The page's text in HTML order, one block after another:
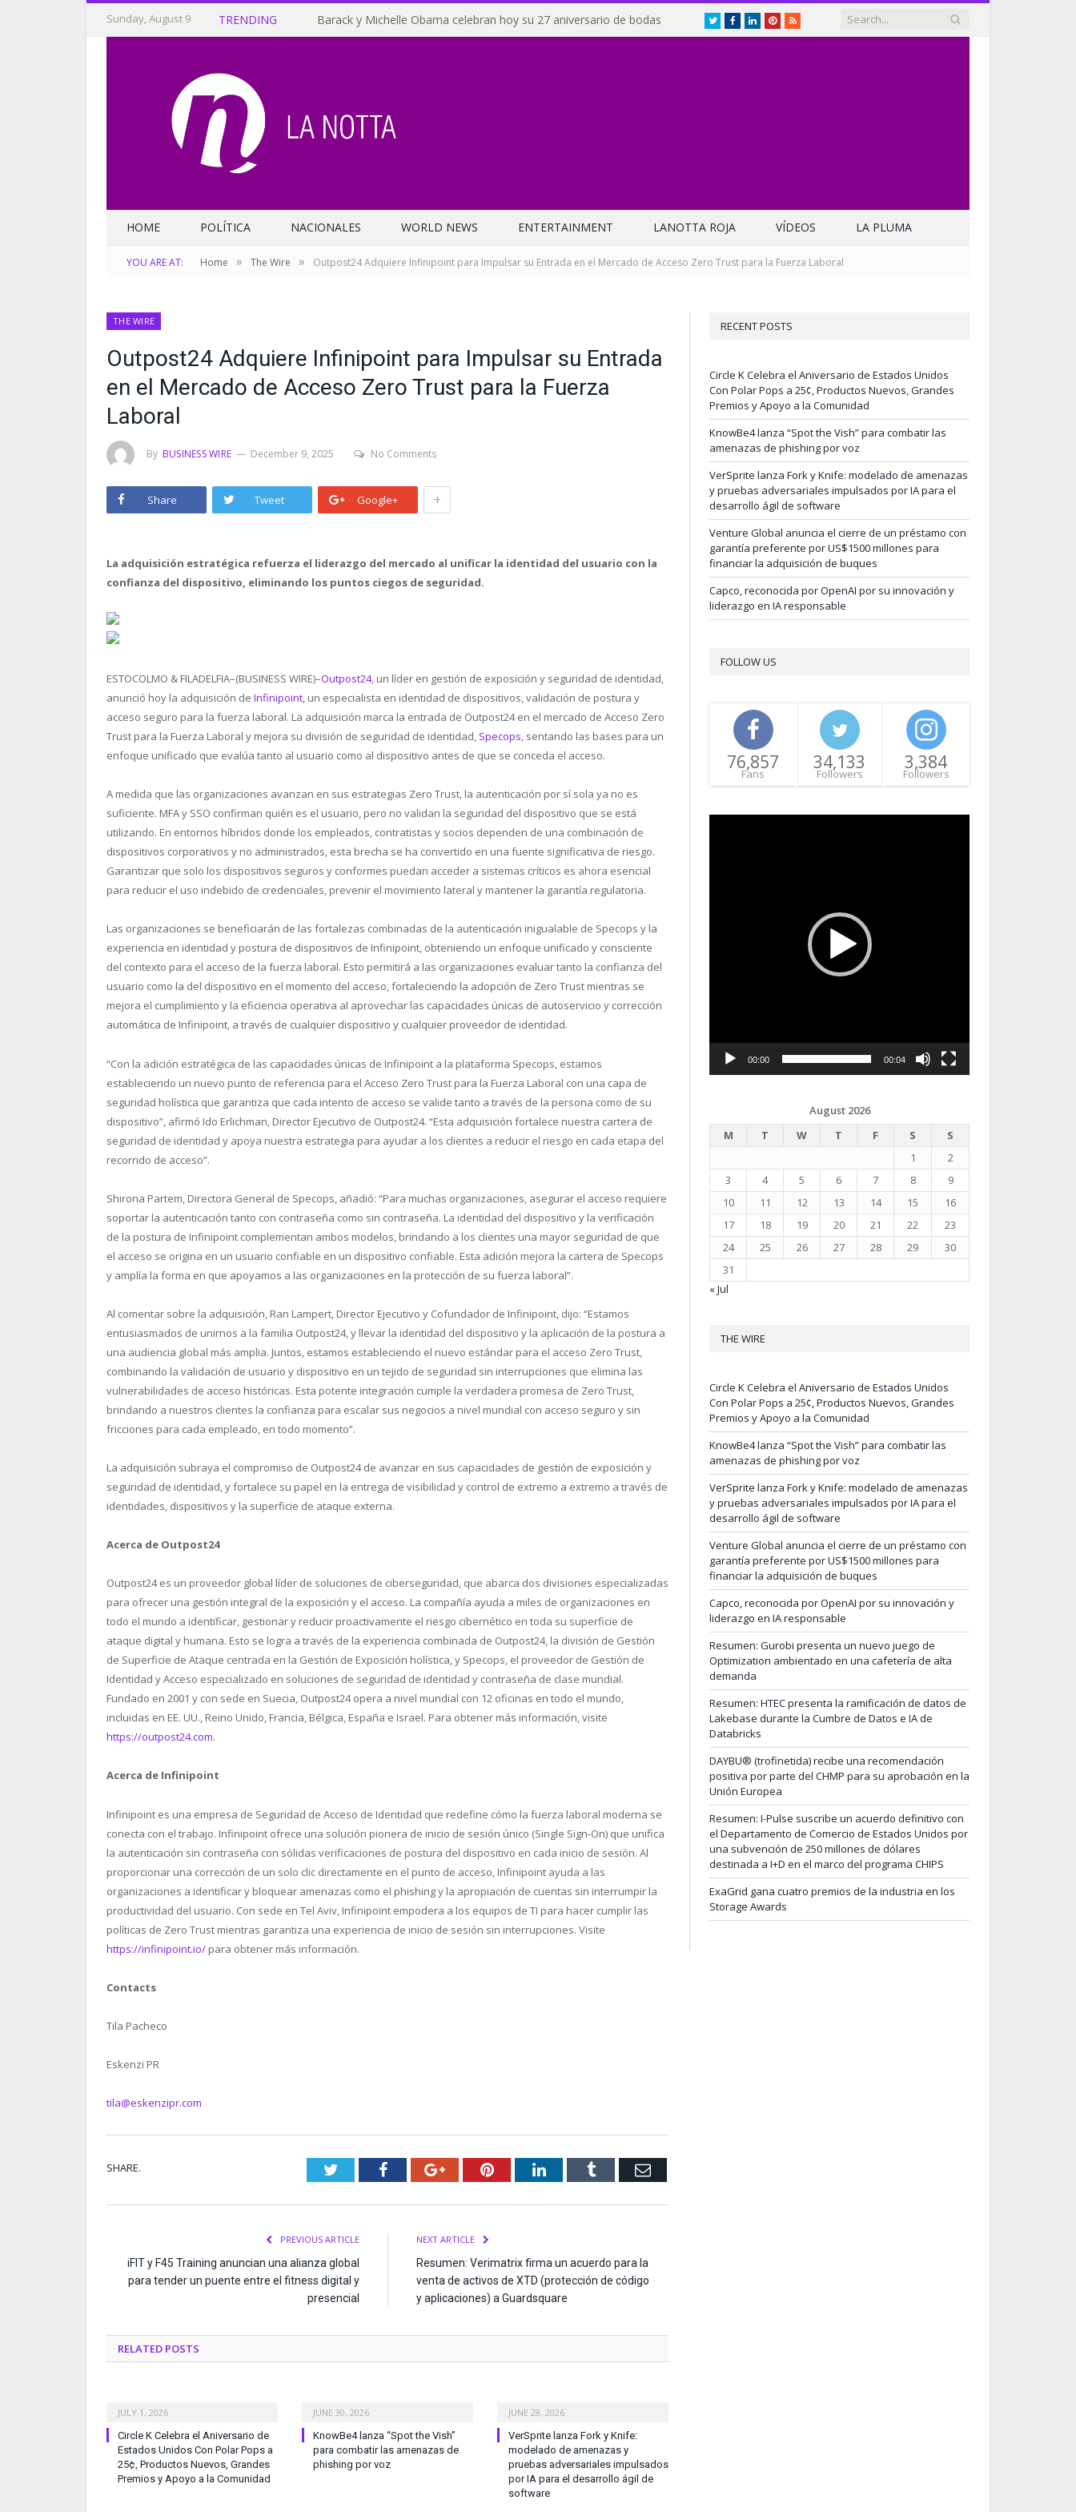
Sunday, August 9 TRENDING Barack y Michelle Obama celebran hoy su 27 aniversario de bodas TwitterFacebookLinkedInPinterest
RSS
HOME POLÍTICA NACIONALES WORLD NEWS ENTERTAINMENT LANOTTA ROJA VÍDEOS LA PLUMA
YOU ARE AT: Home » The Wire » Outpost24 Adquiere Infinipoint para Impulsar su Entrada en el Mercado de Acceso Zero Trust para la Fuerza Laboral
THE WIRE
Outpost24 Adquiere Infinipoint para Impulsar su Entrada
en el Mercado de Acceso Zero Trust para la Fuerza
Laboral
By BUSINESS WIRE December 9, 2025 No Comments
Share Tweet Google+ +
La adquisición estratégica refuerza el liderazgo del mercado al unificar la identidad del usuario con la
confianza del dispositivo, eliminando los puntos ciegos de seguridad.
ESTOCOLMO & FILADELFIA–(BUSINESS WIRE)–Outpost24, un líder en gestión de exposición y seguridad de identidad,
anunció hoy la adquisición de Infinipoint, un especialista en identidad de dispositivos, validación de postura y
acceso seguro para la fuerza laboral. La adquisición marca la entrada de Outpost24 en el mercado de Acceso Zero
Trust para la Fuerza Laboral y mejora su división de seguridad de identidad, Specops, sentando las bases para un
enfoque unificado que evalúa tanto al usuario como al dispositivo antes de que se conceda el acceso.
A medida que las organizaciones avanzan en sus estrategias Zero Trust, la autenticación por sí sola ya no es
suficiente. MFA y SSO confirman quién es el usuario, pero no validan la seguridad del dispositivo que se está
utilizando. En entornos híbridos donde los empleados, contratistas y socios dependen de una combinación de
dispositivos corporativos y no administrados, esta brecha se ha convertido en una fuente significativa de riesgo.
Garantizar que solo los dispositivos seguros y conformes puedan acceder a sistemas críticos es ahora esencial
para reducir el uso indebido de credenciales, prevenir el movimiento lateral y mantener la garantía regulatoria.
Las organizaciones se beneficiarán de las fortalezas combinadas de la autenticación inigualable de Specops y la
experiencia en identidad y postura de dispositivos de Infinipoint, obteniendo un enfoque unificado y consciente
del contexto para el acceso de la fuerza laboral. Esto permitirá a las organizaciones evaluar tanto la confianza del
usuario como la del dispositivo en el momento del acceso, fortaleciendo la adopción de Zero Trust mientras se
mejora el cumplimiento y la eficiencia operativa al aprovechar las capacidades únicas de autoservicio y corrección
automática de Infinipoint, a través de cualquier dispositivo y cualquier proveedor de identidad.
“Con la adición estratégica de las capacidades únicas de Infinipoint a la plataforma Specops, estamos
estableciendo un nuevo punto de referencia para el Acceso Zero Trust para la Fuerza Laboral con una capa de
seguridad holística que garantiza que cada intento de acceso se valide tanto a través de la persona como de su
dispositivo”, afirmó Ido Erlichman, Director Ejecutivo de Outpost24. “Esta adquisición fortalece nuestra cartera de
seguridad de identidad y apoya nuestra estrategia para ayudar a los clientes a reducir el riesgo en cada etapa del
recorrido de acceso”.
Shirona Partem, Directora General de Specops, añadió: “Para muchas organizaciones, asegurar el acceso requiere
soportar la autenticación tanto con contraseña como sin contraseña. La identidad del dispositivo y la verificación
de la postura de Infinipoint complementan ambos modelos, brindando a los clientes una mayor seguridad de que
el acceso se origina en un usuario confiable en un dispositivo confiable. Esta adición mejora la cartera de Specops
y amplía la forma en que apoyamos a las organizaciones en la protección de su fuerza laboral”.
Al comentar sobre la adquisición, Ran Lampert, Director Ejecutivo y Cofundador de Infinipoint, dijo: “Estamos
entusiasmados de unirnos a la familia Outpost24, y llevar la identidad del dispositivo y la aplicación de la postura a
una audiencia global más amplia. Juntos, estamos estableciendo el nuevo estándar para el acceso Zero Trust,
combinando la validación de usuario y dispositivo en un tejido de seguridad sin interrupciones que elimina las
vulnerabilidades de acceso históricas. Esta potente integración cumple la verdadera promesa de Zero Trust,
brindando a nuestros clientes la confianza para escalar sus negocios a nivel mundial con acceso seguro y sin
fricciones para cada empleado, en todo momento”.
La adquisición subraya el compromiso de Outpost24 de avanzar en sus capacidades de gestión de exposición y
seguridad de identidad, y fortalece su papel en la entrega de visibilidad y control de extremo a extremo a través de
identidades, dispositivos y la superficie de ataque externa.
Acerca de Outpost24
Outpost24 es un proveedor global líder de soluciones de ciberseguridad, que abarca dos divisiones especializadas
para ofrecer una gestión integral de la exposición y el acceso. La compañía ayuda a miles de organizaciones en
todo el mundo a identificar, gestionar y reducir proactivamente el riesgo cibernético en toda su superficie de
ataque digital y humana. Esto se logra a través de la experiencia combinada de Outpost24, la división de Gestión
de Superficie de Ataque centrada en la Gestión de Exposición holística, y Specops, el proveedor de Gestión de
Identidad y Acceso especializado en soluciones de seguridad de identidad y contraseña de clase mundial.
Fundado en 2001 y con sede en Suecia, Outpost24 opera a nivel mundial con 12 oficinas en todo el mundo,
incluidas en EE. UU., Reino Unido, Francia, Bélgica, España e Israel. Para obtener más información, visite
https://outpost24.com.
Acerca de Infinipoint
Infinipoint es una empresa de Seguridad de Acceso de Identidad que redefine cómo la fuerza laboral moderna se
conecta con el trabajo. Infinipoint ofrece una solución pionera de inicio de sesión único (Single Sign-On) que unifica
la autenticación sin contraseña con sólidas verificaciones de postura del dispositivo en cada inicio de sesión. Al
proporcionar una corrección de un solo clic directamente en el punto de acceso, Infinipoint ayuda a las
organizaciones a identificar y bloquear amenazas como el phishing y la apropiación de cuentas sin interrumpir la
productividad del usuario. Con sede en Tel Aviv, Infinipoint empodera a los equipos de TI para hacer cumplir las
políticas de Zero Trust mientras garantiza una experiencia de inicio de sesión sin interrupciones. Visite
https://infinipoint.io/ para obtener más información.
Contacts
Tila Pacheco
Eskenzi PR
tila@eskenzipr.com
SHARE. TwitterFacebookGoogle+PinterestLinkedInTumblr Email
PREVIOUS ARTICLE
iFIT y F45 Training anuncian una alianza global
para tender un puente entre el fitness digital y
presencial
NEXT ARTICLE
Resumen: Verimatrix firma un acuerdo para la
venta de activos de XTD (protección de código
y aplicaciones) a Guardsquare
RELATED POSTS
JULY 1, 2026
Circle K Celebra el Aniversario de
Estados Unidos Con Polar Pops a
25¢, Productos Nuevos, Grandes
Premios y Apoyo a la Comunidad
JUNE 30, 2026
KnowBe4 lanza “Spot the Vish”
para combatir las amenazas de
phishing por voz
JUNE 28, 2026
VerSprite lanza Fork y Knife:
modelado de amenazas y
pruebas adversariales impulsados
por IA para el desarrollo ágil de
software
RECENT POSTS
Circle K Celebra el Aniversario de Estados Unidos
Con Polar Pops a 25¢, Productos Nuevos, Grandes
Premios y Apoyo a la Comunidad
KnowBe4 lanza “Spot the Vish” para combatir las
amenazas de phishing por voz
VerSprite lanza Fork y Knife: modelado de amenazas
y pruebas adversariales impulsados por IA para el
desarrollo ágil de software
Venture Global anuncia el cierre de un préstamo con
garantía preferente por US$1500 millones para
financiar la adquisición de buques
Capco, reconocida por OpenAI por su innovación y
liderazgo en IA responsable
FOLLOW US
76,857
Fans
34,133
Followers
3,384
Followers
00:00 00:04
August 2026
M
T W T F S
S
1
2
3
4 5 6 7 8
9
10
11 12 13 14 15
16
17
18 19 20 21 22
23
24
25 26 27 28 29
30
31
« Jul
THE WIRE
Circle K Celebra el Aniversario de Estados Unidos
Con Polar Pops a 25¢, Productos Nuevos, Grandes
Premios y Apoyo a la Comunidad
KnowBe4 lanza “Spot the Vish” para combatir las
amenazas de phishing por voz
VerSprite lanza Fork y Knife: modelado de amenazas
y pruebas adversariales impulsados por IA para el
desarrollo ágil de software
Venture Global anuncia el cierre de un préstamo con
garantía preferente por US$1500 millones para
financiar la adquisición de buques
Capco, reconocida por OpenAI por su innovación y
liderazgo en IA responsable
Resumen: Gurobi presenta un nuevo juego de
Optimization ambientado en una cafetería de alta
demanda
Resumen: HTEC presenta la ramificación de datos de
Lakebase durante la Cumbre de Datos e IA de
Databricks
DAYBU® (trofinetida) recibe una recomendación
positiva por parte del CHMP para su aprobación en la
Unión Europea
Resumen: I-Pulse suscribe un acuerdo definitivo con
el Departamento de Comercio de Estados Unidos por
una subvención de 250 millones de dólares
destinada a I+D en el marco del programa CHIPS
ExaGrid gana cuatro premios de la industria en los
Storage Awards